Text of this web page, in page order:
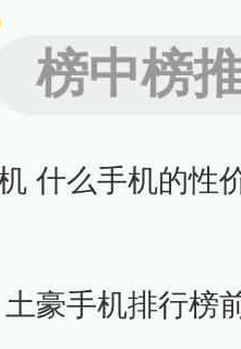
榜中榜
什么手机的性
豪手机排行榜